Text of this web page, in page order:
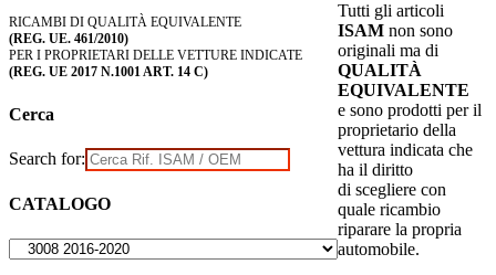
RICAMBI DI QUALITÀ EQUIVALENTE
(REG. UE. 461/2010)
PER I PROPRIETARI DELLE VETTURE INDICATE
(REG. UE 2017 N.1001 ART. 14 C)
Cerca
Search for:
CATALOGO
Tutti gli articoli
ISAM non sono
originali ma di
QUALITÀ
EQUIVALENTE
e sono prodotti per il
proprietario della
vettura indicata che
ha il diritto
di scegliere con
quale ricambio
riparare la propria
automobile.